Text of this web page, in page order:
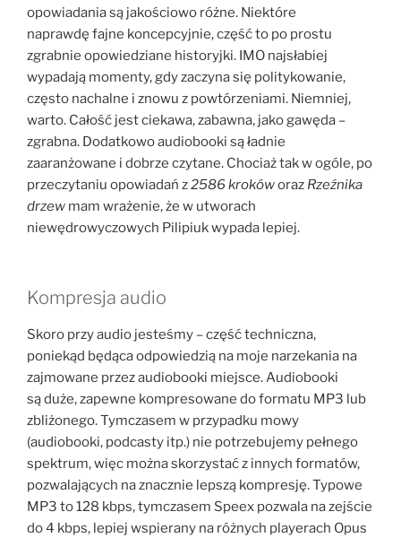
opowiadania są jakościowo różne. Niektóre
naprawdę fajne koncepcyjnie, część to po prostu
zgrabnie opowiedziane historyjki. IMO najsłabiej
wypadają momenty, gdy zaczyna się politykowanie,
często nachalne i znowu z powtórzeniami. Niemniej,
warto. Całość jest ciekawa, zabawna, jako gawęda –
zgrabna. Dodatkowo audiobooki są ładnie
zaaranżowane i dobrze czytane. Chociaż tak w ogóle, po
przeczytaniu opowiadań z2586 krokóworaz Rzeźnika
drzew mam wrażenie, że w utworach
niewędrowyczowych Pilipiuk wypada lepiej.
Kompresja audio
Skoro przy audio jesteśmy – część techniczna,
poniekąd będąca odpowiedzią na moje narzekania na
zajmowane przez audiobooki miejsce. Audiobooki
są duże, zapewne kompresowane do formatu MP3 lub
zbliżonego. Tymczasem w przypadku mowy
(audiobooki, podcasty itp.) nie potrzebujemy pełnego
spektrum, więc można skorzystać z innych formatów,
pozwalających na znacznie lepszą kompresję. Typowe
MP3 to 128 kbps, tymczasem Speex pozwala na zejście
do 4 kbps, lepiej wspierany na różnych playerach Opus